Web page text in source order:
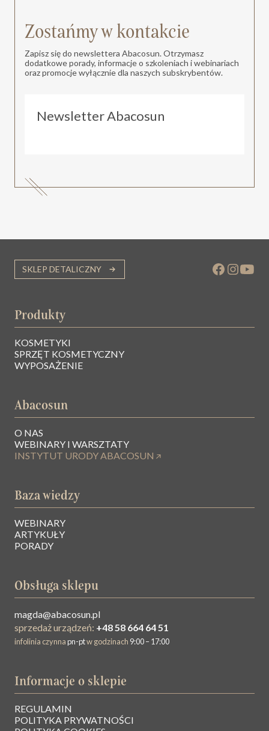
O NAS
Zostańmy w kontakcie
Zapisz się do newslettera Abacosun. Otrzymasz
dodatkowe porady, informacje o szkoleniach i webinariach
oraz promocje wyłącznie dla naszych subskrybentów.
Newsletter Abacosun
SKLEP DETALICZNY
Produkty
KOSMETYKI
SPRZĘT KOSMETYCZNY
WYPOSAŻENIE
Baza wiedzy
WEBINARY
ARTYKUŁY
PORADY
Obsługa sklepu
magda@abacosun.pl
sprzedaż urządzeń: +48 58 664 64 51
infolinia czynnapn-ptw godzinach 9:00 – 17:00
Abacosun
O NAS
WEBINARY I WARSZTATY
INSTYTUT URODY ABACOSUN
Informacje o sklepie
REGULAMIN
POLITYKA PRYWATNOŚCI